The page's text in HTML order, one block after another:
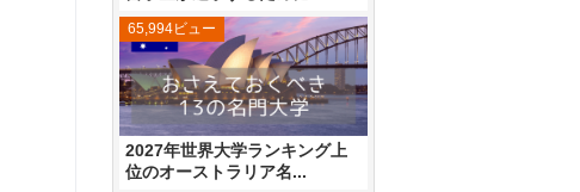
2027年世界大学ランキング上
位のオーストラリア名...
65,994ビュー